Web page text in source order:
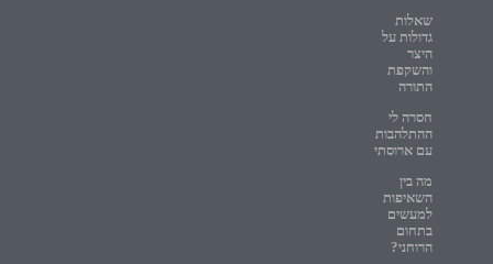
שאלות
גדולות על
היצר
והשקפת
התורה
חסרה לי
ההתלהבות
עם ארוסתי
מה בין
השאיפות
למעשים
בתחום
הרוחני?